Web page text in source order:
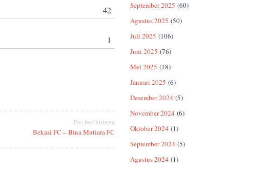
42
1
Pos berikutnya
Bekasi FC – Bina Mutiara FC
September 2025 (60)
Agustus 2025 (50)
Juli 2025 (106)
Juni 2025 (76)
Mei 2025 (18)
Januari 2025 (6)
Desember 2024 (5)
November 2024 (6)
Oktober 2024 (1)
September 2024 (5)
Agustus 2024 (1)